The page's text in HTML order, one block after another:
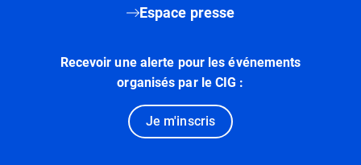
Espace presse
Recevoir une alerte pour les événements
organisés par le CIG :
Je m'inscris